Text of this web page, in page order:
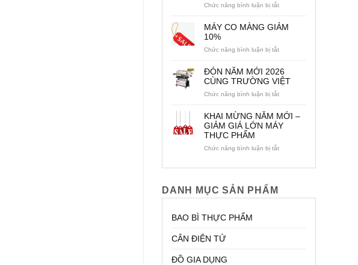
TỦ
NHIỆT
TRƯỜNG
Chức năng bình luận bị tắtở
dẫn
sử
máy
giỏ
quà
tại
Điện
Trường
Việt
MÁY CO MÀNG GIẢM
10%
Chức năng bình luận bị tắtở
MÀNG
GIẢM
10%
ĐÓN NĂM MỚI 2026
CÙNG TRƯỜNG VIỆT
Chức năng bình luận bị tắtở
NĂM
MỚI
2026
TRƯỜNG
KHAI MỪNG NĂM MỚI –
GIẢM GIÁ LỚN MÁY
THỰC PHẨM
Chức năng bình luận bị tắtở
DANH MỤC SẢN PHẨM
BAO BÌ THỰC PHẨM
CÂN ĐIỆN TỬ
ĐỒ GIA DỤNG